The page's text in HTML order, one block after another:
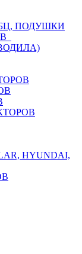
ПОДУШКИ
HYUNDAI,